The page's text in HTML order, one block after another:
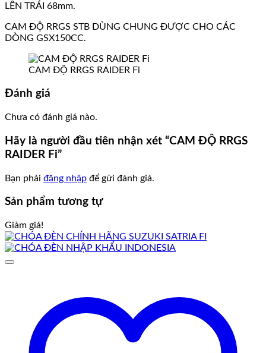
LÊN TRÁI 68mm.
CAM ĐỘ RRGS STB DÙNG CHUNG ĐƯỢC CHO CÁC
DÒNG GSX150CC.
CAM ĐỘ RRGS RAIDER Fi
Đánh giá
Chưa có đánh giá nào.
Hãy là người đầu tiên nhận xét “CAM ĐỘ RRGS
RAIDER Fi”
Bạn phải đăng nhập để gửi đánh giá.
Sản phẩm tương tự
Giảm giá!